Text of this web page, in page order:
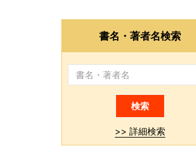
書名・著者名検索
>> 詳細検索